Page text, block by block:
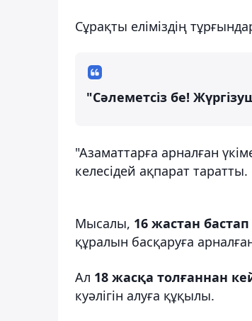
Сұрақты еліміздің
"Сәлеметсіз бе!
"Азаматтарға арналған
келесідей ақпарат таратты.
Мысалы, 16 жастан бастап
құралын басқаруға
Ал 18 жасқа толғаннан
куәлігін алуға құқылы.